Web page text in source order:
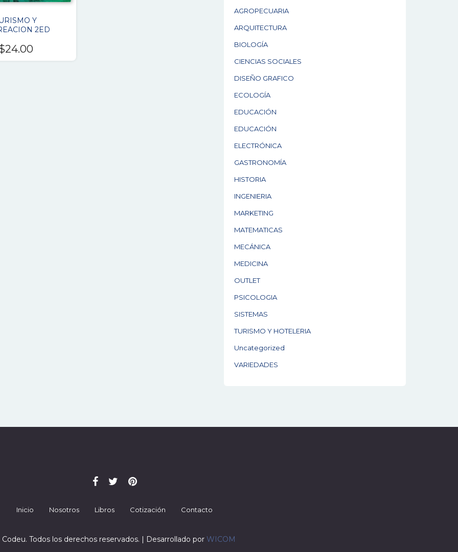
Y
2ED
24.00
AGROPECUARIA
ARQUITECTURA
BIOLOGÍA
CIENCIAS SOCIALES
DISEÑO GRAFICO
ECOLOGÍA
EDUCACIÓN
EDUCACIÓN
ELECTRÓNICA
GASTRONOMÍA
HISTORIA
INGENIERIA
MARKETING
MATEMATICAS
MECÁNICA
MEDICINA
OUTLET
PSICOLOGIA
SISTEMAS
TURISMO Y HOTELERIA
Uncategorized
VARIEDADES
Inicio Nosotros Libros Cotización Contacto
Todos los derechos reservados. | Desarrollado por WICOM